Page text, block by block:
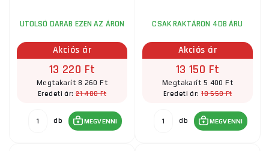
UTOLSÓ DARAB EZEN AZ ÁRON
Akciós ár
13 220 Ft
Megtakarít 8 260 Ft
Eredeti ár:21 480 Ft
db MEGVENNI
CSAK RAKTÁRON 4DB ÁRU
Akciós ár
13 150 Ft
Megtakarít 5 400 Ft
Eredeti ár:18 550 Ft
db MEGVENNI